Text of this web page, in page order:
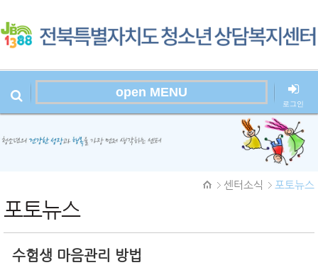
open MENU
로그인
센터소식
포토뉴스
포토뉴스
수험생 마음관리 방법
스케치북5
스케치북5